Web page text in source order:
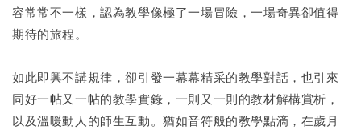
容常常不一樣，認為教學像極了一場冒險，一場奇異卻值得
期待的旅程。
如此即興不講規律，卻引發一幕幕精采的教學對話，也引來
同好一帖又一帖的教學實錄，一則又一則的教材解構賞析，
以及溫暖動人的師生互動。猶如音符般的教學點滴，在歲月